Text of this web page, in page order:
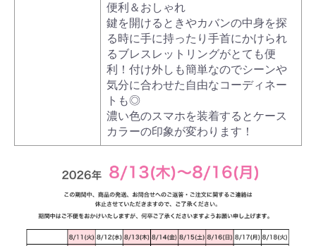
便利＆おしゃれ
鍵を開けるときやカバンの中身を探
る時に手に持ったり手首にかけられ
るブレスレットリングがとても便
利！付け外しも簡単なのでシーンや
気分に合わせた自由なコーディネー
トも◎
濃い色のスマホを装着するとケース
カラーの印象が変わります！